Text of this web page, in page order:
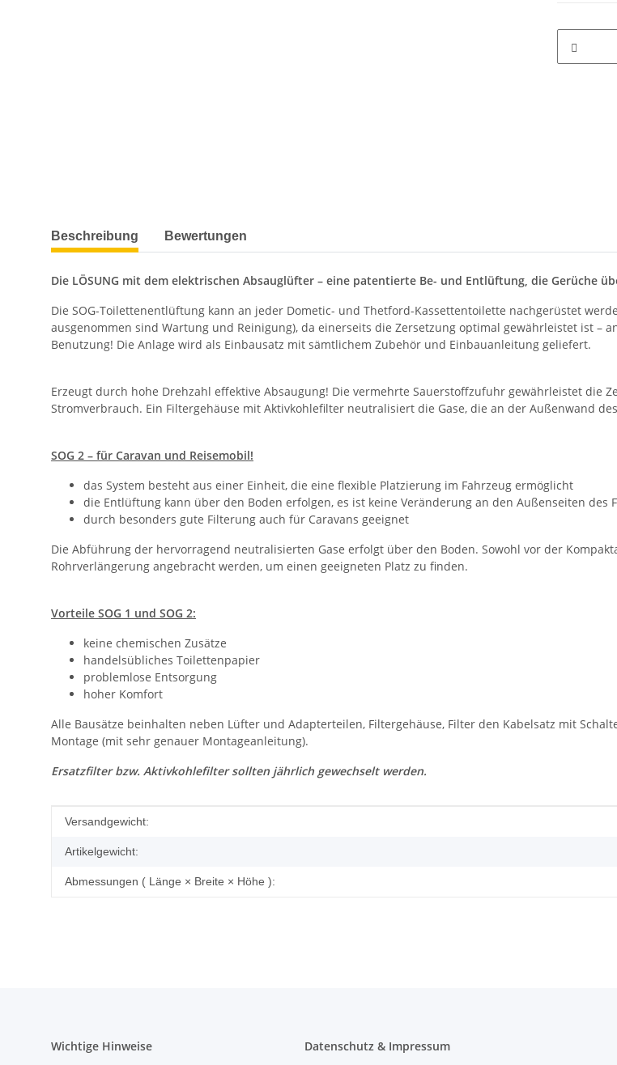
weitere Registerkarten anzeigen
Beschreibung Bewertungen
Die LÖSUNG mit dem elektrischen Absauglüfter – eine patentierte Be- und Entlüftung, die Gerüche
Die SOG-Toilettenentlüftung kann an jeder Dometic- und Thetford-Kassettentoilette nachgerüstet
ausgenommen sind Wartung und Reinigung), da einerseits die Zersetzung optimal gewährleistet ist
Benutzung! Die Anlage wird als Einbausatz mit sämtlichem Zubehör und Einbauanleitung geliefert.
Erzeugt durch hohe Drehzahl effektive Absaugung! Die vermehrte Sauerstoffzufuhr gewährleistet die
Stromverbrauch. Ein Filtergehäuse mit Aktivkohlefilter neutralisiert die Gase, die an der Außenwand
SOG 2 – für Caravan und Reisemobil!
das System besteht aus einer Einheit, die eine flexible Platzierung im Fahrzeug ermöglicht
die Entlüftung kann über den Boden erfolgen, es ist keine Veränderung an den Außenseiten des
durch besonders gute Filterung auch für Caravans geeignet
Die Abführung der hervorragend neutralisierten Gase erfolgt über den Boden. Sowohl vor der
Rohrverlängerung angebracht werden, um einen geeigneten Platz zu finden.
Vorteile SOG 1 und SOG 2:
keine chemischen Zusätze
handelsübliches Toilettenpapier
problemlose Entsorgung
hoher Komfort
Alle Bausätze beinhalten neben Lüfter und Adapterteilen, Filtergehäuse, Filter den Kabelsatz mit
Montage (mit sehr genauer Montageanleitung).
Ersatzfilter bzw. Aktivkohlefilter sollten jährlich gewechselt werden.
Produkteigenschaft
Wert
Versandgewicht:
Artikelgewicht:
Abmessungen ( Länge × Breite × Höhe ):
Wichtige Hinweise Datenschutz & Impressum